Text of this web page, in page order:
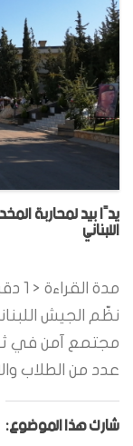
يدًا بيد لمحاربة
اللبناني
مدة القراءة < 1
نظّم الجيش
مجتمع آمن في
عدد من الطلاب
شارك هذا الموضوع: